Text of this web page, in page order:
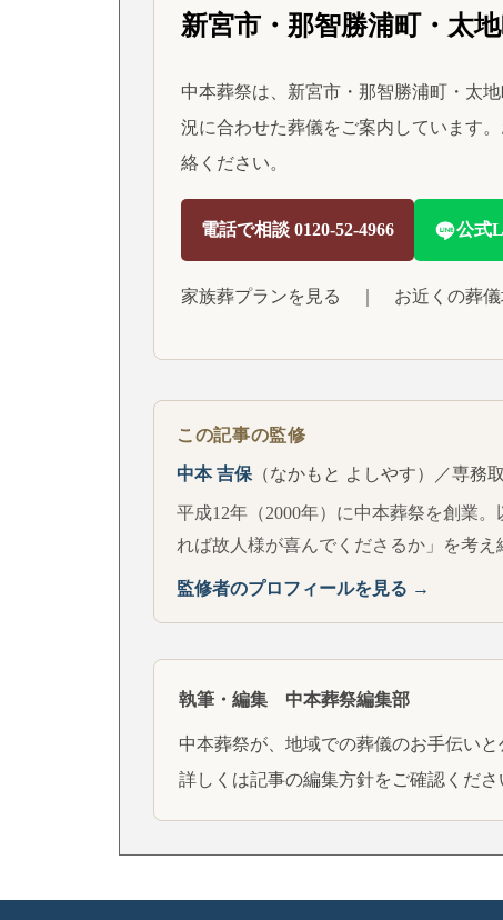
新宮市・那智勝浦町・太
中本葬祭は、新宮市・那智勝浦町・太
況に合わせた葬儀をご案内しています
絡ください。
電話で相談 0120-52-4966 公式
家族葬プランを見る お近くの葬
この記事の監修
中本 吉保 （なかもと よしやす）／専務
平成12年（2000年）に中本葬祭を創業
れば故人様が喜んでくださるか」を考え
監修者のプロフィールを見る →
執筆・編集 中本葬祭編集部
中本葬祭が、地域での葬儀のお手伝い
詳しくは記事の編集方針をご確認くださ